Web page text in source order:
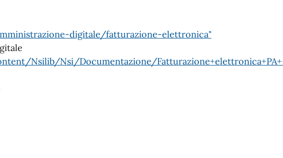
digitale/fatturazione-elettronica"
Nsilib/Nsi/Documentazione/